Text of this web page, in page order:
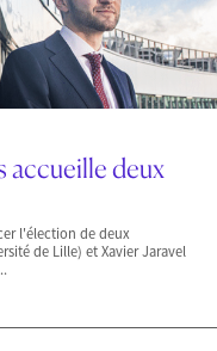
accueille deux
l'élection de deux
de Lille) et Xavier Jaravel